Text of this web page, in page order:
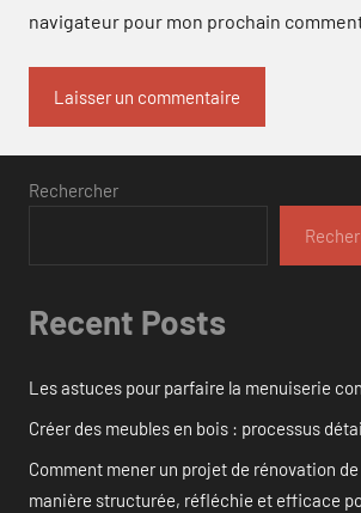
navigateur pour mon prochain
Rechercher
Recent Posts
Les astuces pour parfaire la menuiserie
Créer des meubles en bois : processus
Comment mener un projet de rénovation
manière structurée, réfléchie et efficace